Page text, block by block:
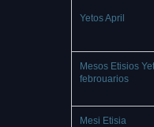
Yetos April
Mesos Etisios
febrouarios
Mesi Etisia